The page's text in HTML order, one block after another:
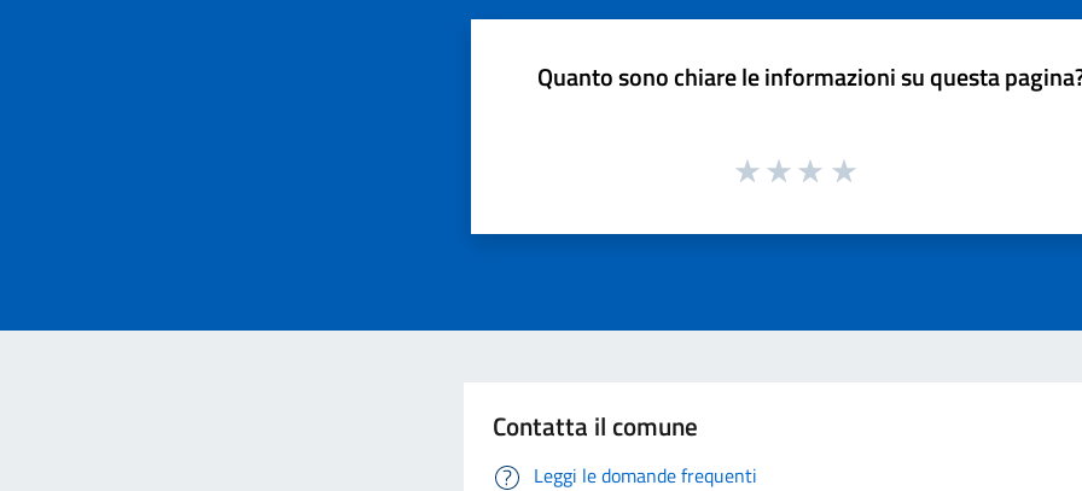
Quanto sono chiare le informazioni su questa
Contatta il comune
Leggi le domande frequenti